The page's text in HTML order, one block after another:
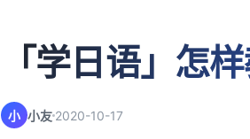
「学日语」怎
小 小友 2020-10-17